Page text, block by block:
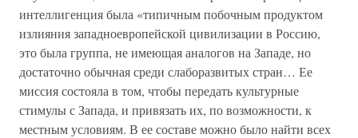
интеллигенция была «типичным побочным продуктом
излияния западноевропейской цивилизации в Россию,
это была группа, не имеющая аналогов на Западе, но
достаточно обычная среди слаборазвитых стран… Ее
миссия состояла в том, чтобы передать культурные
стимулы с Запада, и привязать их, по возможности, к
местным условиям. В ее составе можно было найти всех